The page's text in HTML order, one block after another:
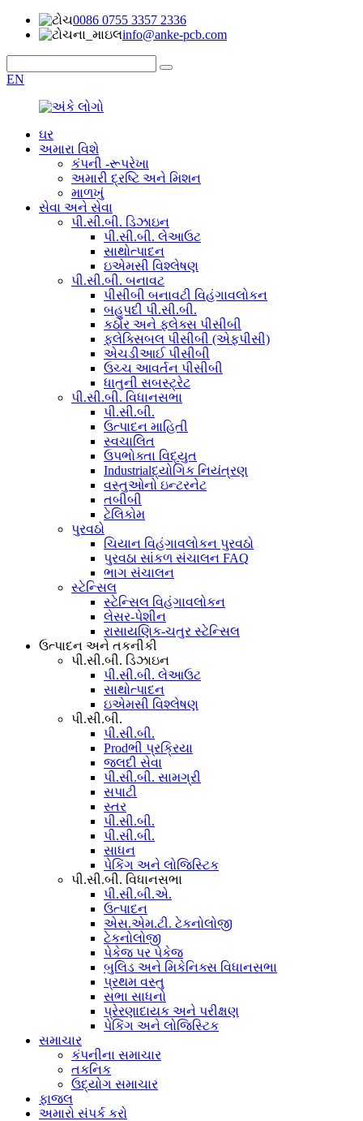
0086 0755 3357 2336
info@anke-pcb.com
EN
ઘર
અમારા વિશે
કંપની -રૂપરેખા
અમારી દ્રષ્ટિ અને મિશન
માળખું
સેવા અને સેવા
પી.સી.બી. ડિઝાઇન
પી.સી.બી. લેઆઉટ
સાથોત્પાદન
ઇએમસી વિશ્લેષણ
પી.સી.બી. બનાવટ
પીસીબી બનાવટી વિહંગાવલોકન
બહુપદી પી.સી.બી.
કઠોર અને ફ્લેક્સ પીસીબી
ફ્લેક્સિબલ પીસીબી (એફપીસી)
એચડીઆઈ પીસીબી
ઉચ્ચ આવર્તન પીસીબી
ધાતુની સબસ્ટ્રેટ
પી.સી.બી. વિધાનસભા
પી.સી.બી.
ઉત્પાદન માહિતી
સ્વચાલિત
ઉપભોક્તા વિદ્યુત
Industrialદ્યોગિક નિયંત્રણ
વસ્તુઓનો ઇન્ટરનેટ
તબીબી
ટેલિકોમ
પુરવઠો
ચિયાન વિહંગાવલોકન પુરવઠો
પુરવઠા સાંકળ સંચાલન FAQ
ભાગ સંચાલન
સ્ટેન્સિલ
સ્ટેન્સિલ વિહંગાવલોકન
લેસર-પેશીન
રાસાયણિક-ચતુર સ્ટેન્સિલ
ઉત્પાદન અને તકનીકી
પી.સી.બી. ડિઝાઇન
પી.સી.બી. લેઆઉટ
સાથોત્પાદન
ઇએમસી વિશ્લેષણ
પી.સી.બી.
પી.સી.બી.
Prodભી પ્રક્રિયા
જલદી સેવા
પી.સી.બી. સામગ્રી
સપાટી
સ્તર
પી.સી.બી.
પી.સી.બી.
સાધન
પેકિંગ અને લોજિસ્ટિક
પી.સી.બી. વિધાનસભા
પી.સી.બી.એ.
ઉત્પાદન
એસ.એમ.ટી. ટેકનોલોજી
ટેકનોલોજી
પેકેજ પર પેકેજ
બુલિડ અને મિકેનિક્સ વિધાનસભા
પ્રથમ વસ્તુ
સભા સાધનો
પ્રેરણાદાયક અને પરીક્ષણ
પેકિંગ અને લોજિસ્ટિક
સમાચાર
કંપનીના સમાચાર
તકનિક
ઉદ્યોગ સમાચાર
ફાજલ
અમારો સંપર્ક કરો